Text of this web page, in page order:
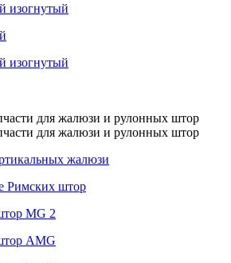
изогнутый
изогнутый
для жалюзи и рулонных штор
для жалюзи и рулонных штор
жалюзи
Римских штор
MG 2
AMG